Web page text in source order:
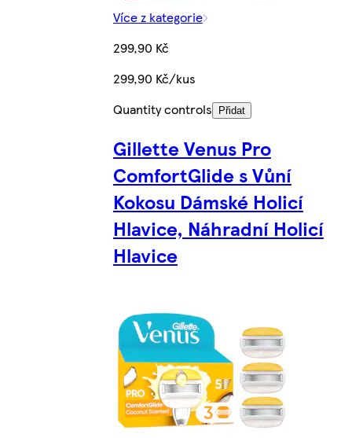
Více z kategorie
299,90 Kč
299,90 Kč/kus
Quantity controls
Přidat
Gillette Venus Pro
ComfortGlide s Vůní
Kokosu Dámské Holicí
Hlavice, Náhradní Holicí
Hlavice